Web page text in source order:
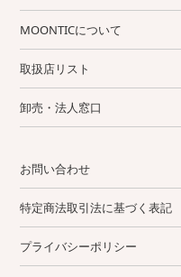
MOONTICについて
取扱店リスト
卸売・法人窓口
お問い合わせ
特定商法取引法に基づく表記
プライバシーポリシー